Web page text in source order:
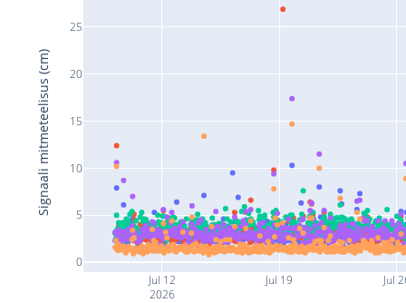
Jul 12
2026
Jul 19 Jul
0
5
10
15
20
25
Signaali mitmeteelisus (cm)